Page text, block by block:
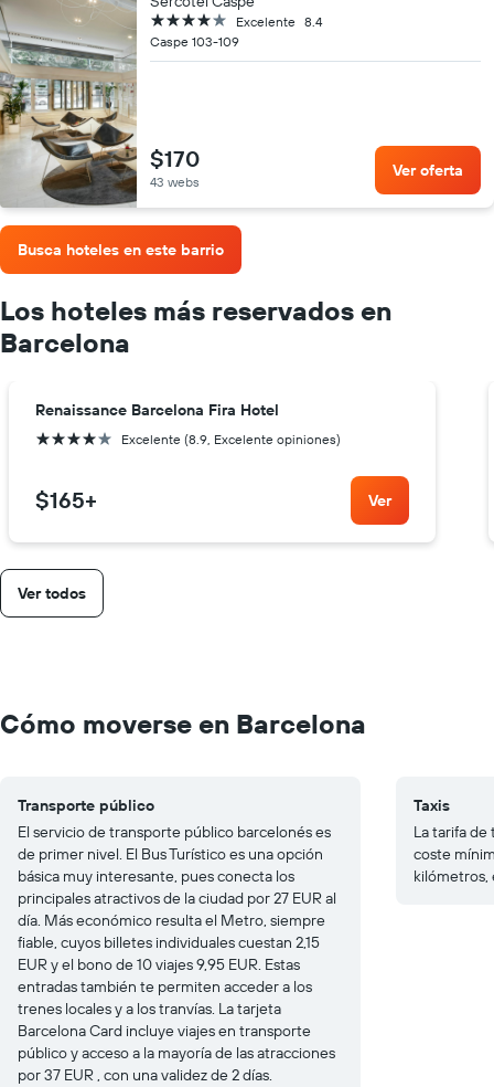
4 estrellas Excelente 8.4
Caspe 103-109
$170
43 webs
Ver oferta
Busca hoteles en este barrio
Los hoteles más reservados en
Barcelona
Renaissance Barcelona Fira Hotel
4 estrellas Excelente (8.9, Excelente opiniones)
$165+ Ver
Ver todos
Cómo moverse en Barcelona
Transporte público
El servicio de transporte público barcelonés es
de primer nivel. El Bus Turístico es una opción
básica muy interesante, pues conecta los
principales atractivos de la ciudad por 27 EUR al
día. Más económico resulta el Metro, siempre
fiable, cuyos billetes individuales cuestan 2,15
EUR y el bono de 10 viajes 9,95 EUR. Estas
entradas también te permiten acceder a los
trenes locales y a los tranvías. La tarjeta
Barcelona Card incluye viajes en transporte
público y acceso a la mayoría de las atracciones
por 37 EUR , con una validez de 2 días.
Taxis
La tarifa de
coste
kilómetros,